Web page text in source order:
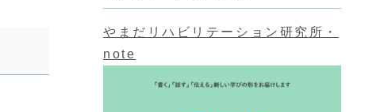
やまだリハビリテーション研究所・
note